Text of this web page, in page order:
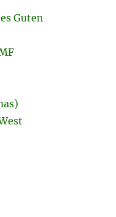
Guten